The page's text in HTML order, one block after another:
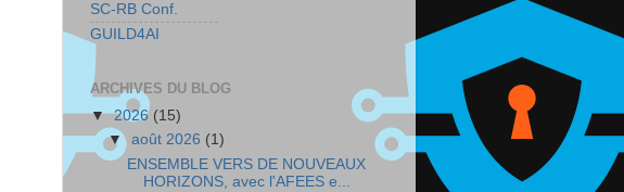
SC-RB Conf.
GUILD4AI
ARCHIVES DU BLOG
▼2026 (15)
▼août 2026 (1)
ENSEMBLE VERS DE NOUVEAUX
HORIZONS, avec l'AFEES e...